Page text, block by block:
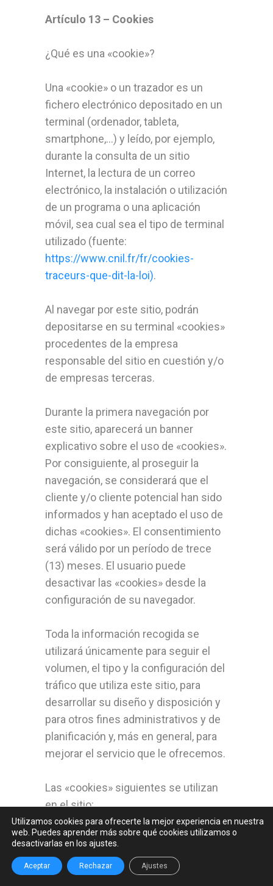
Artículo 13 – Cookies
¿Qué es una «cookie»?
Una «cookie» o un trazador es un
fichero electrónico depositado en un
terminal (ordenador, tableta,
smartphone,…) y leído, por ejemplo,
durante la consulta de un sitio
Internet, la lectura de un correo
electrónico, la instalación o utilización
de un programa o una aplicación
móvil, sea cual sea el tipo de terminal
utilizado (fuente:
https://www.cnil.fr/fr/cookies-
traceurs-que-dit-la-loi).
Al navegar por este sitio, podrán
depositarse en su terminal «cookies»
procedentes de la empresa
responsable del sitio en cuestión y/o
de empresas terceras.
Durante la primera navegación por
este sitio, aparecerá un banner
explicativo sobre el uso de «cookies».
Por consiguiente, al proseguir la
navegación, se considerará que el
cliente y/o cliente potencial han sido
informados y han aceptado el uso de
dichas «cookies». El consentimiento
será válido por un período de trece
(13) meses. El usuario puede
desactivar las «cookies» desde la
configuración de su navegador.
Toda la información recogida se
utilizará únicamente para seguir el
volumen, el tipo y la configuración del
tráfico que utiliza este sitio, para
desarrollar su diseño y disposición y
para otros fines administrativos y de
planificación y, más en general, para
mejorar el servicio que le ofrecemos.
Las «cookies» siguientes se utilizan
en el sitio:
Cookies Google:
– Google Analytics: Permite medir la
Utilizamos cookies para ofrecerte la mejor experiencia en nuestra
web. Puedes aprender más sobre qué cookies utilizamos o
desactivarlas en los ajustes.
Aceptar Rechazar Ajustes